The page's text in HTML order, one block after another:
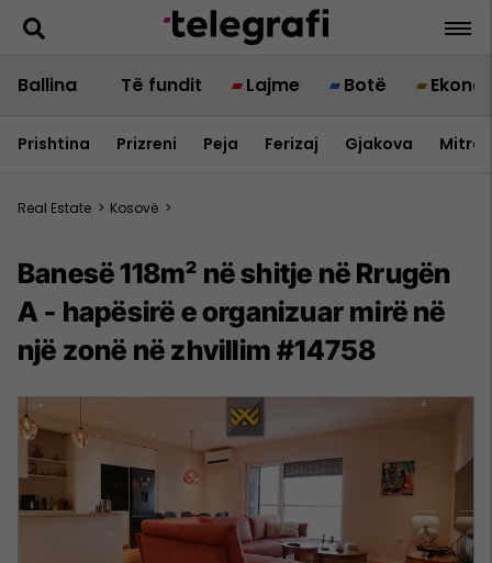
Ballina Të fundit Lajme Botë
Prishtina Prizreni Peja Ferizaj Gjakova
Real Estate > Kosovë >
Banesë 118m² në shitje në Rrugën
A - hapësirë e organizuar mirë në
një zonë në zhvillim #14758